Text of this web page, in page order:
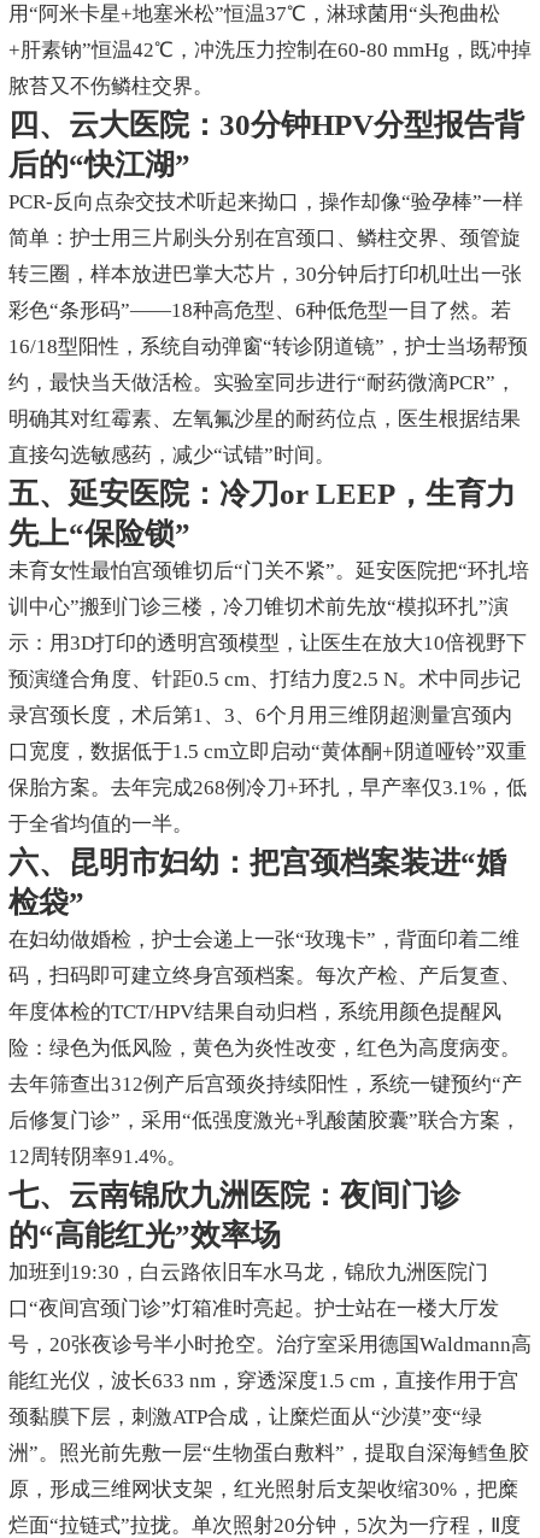
用“阿米卡星+地塞米松”恒温37℃，淋球菌用“头孢曲松
+肝素钠”恒温42℃，冲洗压力控制在60-80 mmHg，既冲掉
脓苔又不伤鳞柱交界。
四、云大医院：30分钟HPV分型报告背
后的“快江湖”
PCR-反向点杂交技术听起来拗口，操作却像“验孕棒”一样
简单：护士用三片刷头分别在宫颈口、鳞柱交界、颈管旋
转三圈，样本放进巴掌大芯片，30分钟后打印机吐出一张
彩色“条形码”——18种高危型、6种低危型一目了然。若
16/18型阳性，系统自动弹窗“转诊阴道镜”，护士当场帮预
约，最快当天做活检。实验室同步进行“耐药微滴PCR”，
明确其对红霉素、左氧氟沙星的耐药位点，医生根据结果
直接勾选敏感药，减少“试错”时间。
五、延安医院：冷刀or LEEP，生育力
先上“保险锁”
未育女性最怕宫颈锥切后“门关不紧”。延安医院把“环扎培
训中心”搬到门诊三楼，冷刀锥切术前先放“模拟环扎”演
示：用3D打印的透明宫颈模型，让医生在放大10倍视野下
预演缝合角度、针距0.5 cm、打结力度2.5 N。术中同步记
录宫颈长度，术后第1、3、6个月用三维阴超测量宫颈内
口宽度，数据低于1.5 cm立即启动“黄体酮+阴道哑铃”双重
保胎方案。去年完成268例冷刀+环扎，早产率仅3.1%，低
于全省均值的一半。
六、昆明市妇幼：把宫颈档案装进“婚
检袋”
在妇幼做婚检，护士会递上一张“玫瑰卡”，背面印着二维
码，扫码即可建立终身宫颈档案。每次产检、产后复查、
年度体检的TCT/HPV结果自动归档，系统用颜色提醒风
险：绿色为低风险，黄色为炎性改变，红色为高度病变。
去年筛查出312例产后宫颈炎持续阳性，系统一键预约“产
后修复门诊”，采用“低强度激光+乳酸菌胶囊”联合方案，
12周转阴率91.4%。
七、云南锦欣九洲医院：夜间门诊
的“高能红光”效率场
加班到19:30，白云路依旧车水马龙，锦欣九洲医院门
口“夜间宫颈门诊”灯箱准时亮起。护士站在一楼大厅发
号，20张夜诊号半小时抢空。治疗室采用德国Waldmann高
能红光仪，波长633 nm，穿透深度1.5 cm，直接作用于宫
颈黏膜下层，刺激ATP合成，让糜烂面从“沙漠”变“绿
洲”。照光前先敷一层“生物蛋白敷料”，提取自深海鳕鱼胶
原，形成三维网状支架，红光照射后支架收缩30%，把糜
烂面“拉链式”拉拢。单次照射20分钟，5次为一疗程，Ⅱ度